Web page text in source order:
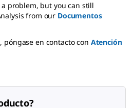
problem, but you can still
from our Documentos
póngase en contacto con Atención